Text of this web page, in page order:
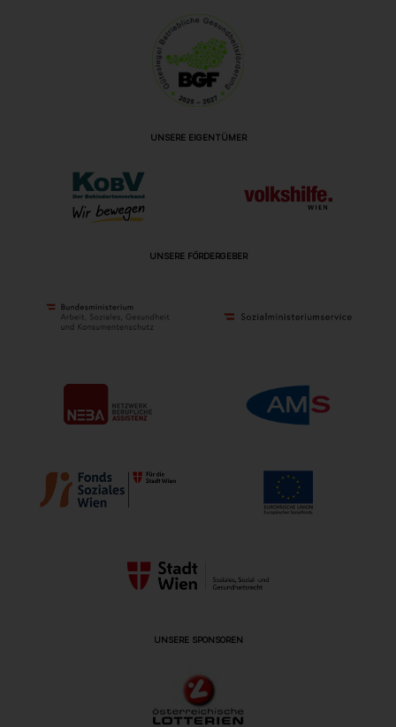
UNSERE EIGENTÜMER
UNSERE FÖRDERGEBER
UNSERE SPONSOREN